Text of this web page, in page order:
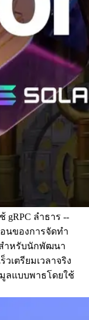
gRPC ลําธาร --
อนของการจัดทํา
าหรับนักพัฒนา
เตรียมเวลาจริง
ลแบบพาธโดยใช้